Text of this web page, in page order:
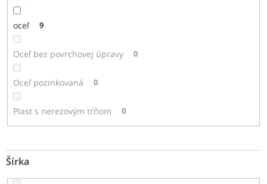
oceľ 9
Oceľ bez povrchovej úpravy 0
Oceľ pozinkovaná 0
Plast s nerezovým tŕňom 0
Šírka